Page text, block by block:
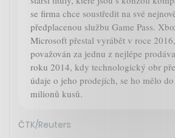
se firma chce soustředit na své
předplacenou službu Game Pass.
Microsoft přestal vyrábět v roce
považován za jednu z nejlépe
roku 2014, kdy technologický obr
údaje o jeho prodejích, se ho mělo do
milionů kusů.
ČTK/Reuters